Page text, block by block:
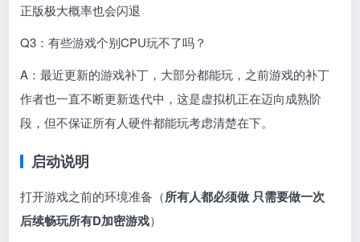
正版极大概率也会闪退
Q3：有些游戏个别CPU玩不了吗？
A：最近更新的游戏补丁，大部分都能玩，之前游戏的补丁
作者也一直不断更新迭代中，这是虚拟机正在迈向成熟阶
段，但不保证所有人硬件都能玩考虑清楚在下。
启动说明
打开游戏之前的环境准备（所有人都必须做 只需要做一次
后续畅玩所有D加密游戏）